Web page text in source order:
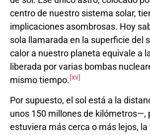
centro de nuestro sistema solar,
implicaciones asombrosas. Hoy
sola llamarada en la superficie del
calor a nuestro planeta equivale a
liberada por varias bombas
mismo tiempo.[xv]
Por supuesto, el sol está a la
unos 150 millones de kilómetros—,
estuviera más cerca o más lejos, la